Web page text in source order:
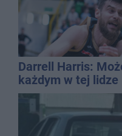
Darrell Harris:
każdym w tej lidze